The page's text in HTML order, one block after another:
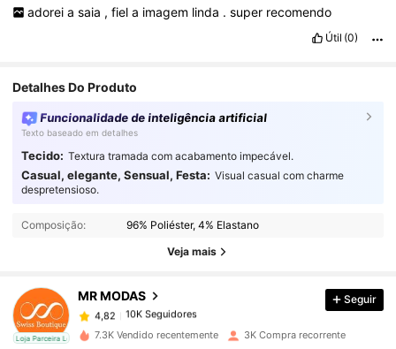
adorei a saia , fiel a imagem linda . super recomendo
Útil (0)
Detalhes Do Produto
Funcionalidade de inteligência artificial
Texto baseado em detalhes
Tecido: Textura tramada com acabamento impecável.
Casual, elegante, Sensual, Festa: Visual casual com charme
despretensioso.
Composição: 96% Poliéster, 4% Elastano
Veja mais
Loja Parceira Local
MR MODAS
10K Seguidores
4,82
10K Seguidores
Seguir
7.3K Vendido recentemente 3K Compra recorrente